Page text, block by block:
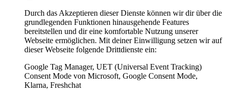
Durch das Akzeptieren dieser Dienste können wir dir über die
grundlegenden Funktionen hinausgehende Features
bereitstellen und dir eine komfortable Nutzung unserer
Webseite ermöglichen. Mit deiner Einwilligung setzen wir auf
dieser Webseite folgende Drittdienste ein:
Google Tag Manager, UET (Universal Event Tracking)
Consent Mode von Microsoft, Google Consent Mode,
Klarna, Freshchat